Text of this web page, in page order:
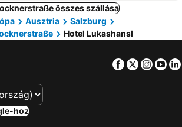
összes szállása
Ausztria
Salzburg
Hotel Lukashansl
Facebook
Twitter
hoz